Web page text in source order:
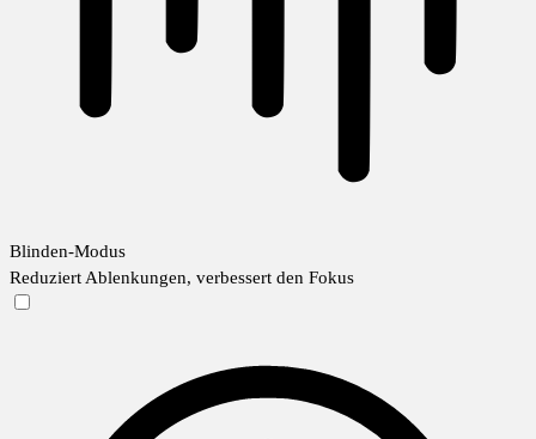
Blinden-Modus
Reduziert Ablenkungen, verbessert den Fokus